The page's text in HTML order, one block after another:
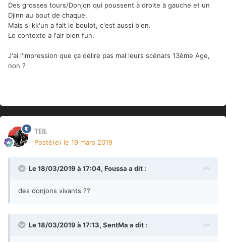
Des grosses tours/Donjon qui poussent à droite à gauche et un
Djinn au bout de chaque.
Mais si kk'un a fait le boulot, c'est aussi bien.
Le contexte a l'air bien fun.
J'ai l'impression que ça délire pas mal leurs scénars 13ème Age,
non ?
teil
Posté(e) le 19 mars 2019
Le 18/03/2019 à 17:04, Foussa a dit :
des donjons vivants ??
Le 18/03/2019 à 17:13, SentMa a dit :